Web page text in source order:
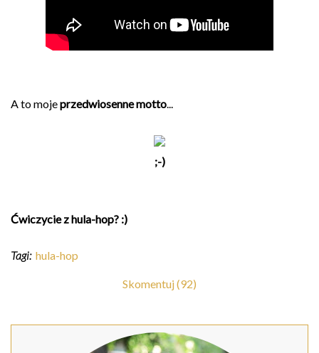
A to mojeprzedwiosenne motto...
;-)
Ćwiczycie z hula-hop? :)
Tagi: hula-hop
Skomentuj (92)